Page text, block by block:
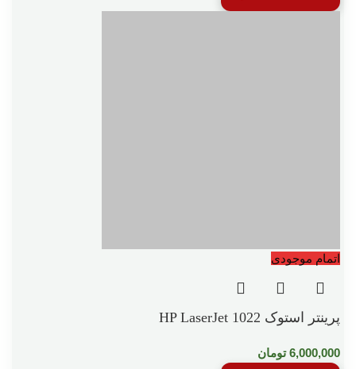
اتمام موجودی
پرینتر استوک HP LaserJet 1022
6,000,000 تومان